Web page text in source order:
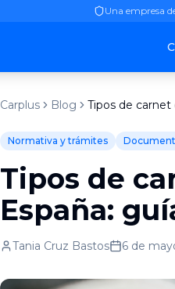
Una empresa
Carplus Blog
Normativa y trámites
Tipos de
España:
Tania Cruz Bastos 6 de